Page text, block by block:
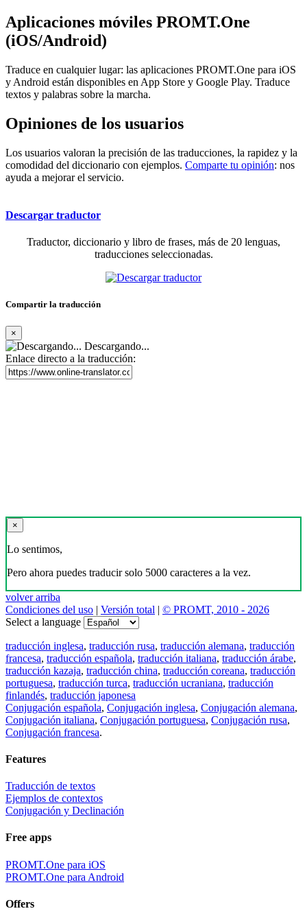
Aplicaciones móviles PROMT.One
(iOS/Android)
Traduce en cualquier lugar: las aplicaciones PROMT.One para iOS
y Android están disponibles en App Store y Google Play. Traduce
textos y palabras sobre la marcha.
Opiniones de los usuarios
Los usuarios valoran la precisión de las traducciones, la rapidez y la
comodidad del diccionario con ejemplos. Comparte tu opinión: nos
ayuda a mejorar el servicio.
Descargar traductor
Traductor, diccionario y libro de frases, más de 20 lenguas,
traducciones seleccionadas.
Compartir la traducción
×
Descargando...
Enlace directo a la traducción:
×
Lo sentimos,
Pero ahora puedes traducir solo 5000 caracteres a la vez.
volver arriba
Condiciones del uso | Versión total | © PROMT, 2010 - 2026
Select a language
traducción inglesa, traducción rusa, traducción alemana, traducción
francesa, traducción española, traducción italiana, traducción árabe,
traducción kazaja, traducción china, traducción coreana, traducción
portuguesa, traducción turca, traducción ucraniana, traducción
finlandés, traducción japonesa
Conjugación española, Conjugación inglesa, Conjugación alemana,
Conjugación italiana, Conjugación portuguesa, Conjugación rusa,
Conjugación francesa.
Features
Traducción de textos
Ejemplos de contextos
Conjugación y Declinación
Free apps
PROMT.One para iOS
PROMT.One para Android
Offers